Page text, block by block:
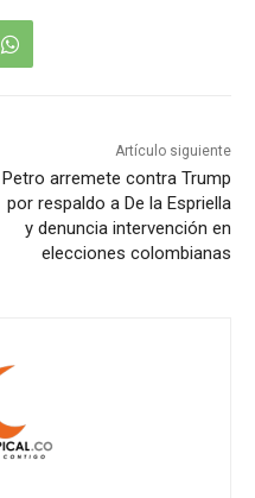
Artículo siguiente
Petro arremete contra Trump
por respaldo a De la Espriella
y denuncia intervención en
elecciones colombianas